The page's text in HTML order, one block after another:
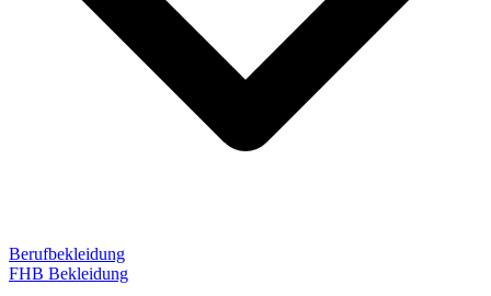
Berufbekleidung
FHB Bekleidung